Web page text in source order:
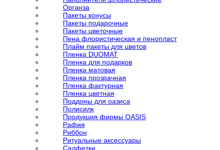
Органза
Пакеты конусы
Пакеты подарочные
Пакеты цветочные
Пена флористическая и пенопласт
Плайм пакеты для цветов
Пленка DUOMAT
Пленка для подарков
Пленка матовая
Пленка прозрачная
Пленка фактурная
Пленка цветная
Поддоны для оазиса
Полисилк
Продукция фирмы OASIS
Рафия
Риббон
Ритуальные аксессуары
Салфетки